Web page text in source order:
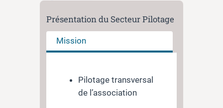
Présentation du Secteur Pilotage
Mission
Pilotage transversal
de l’association